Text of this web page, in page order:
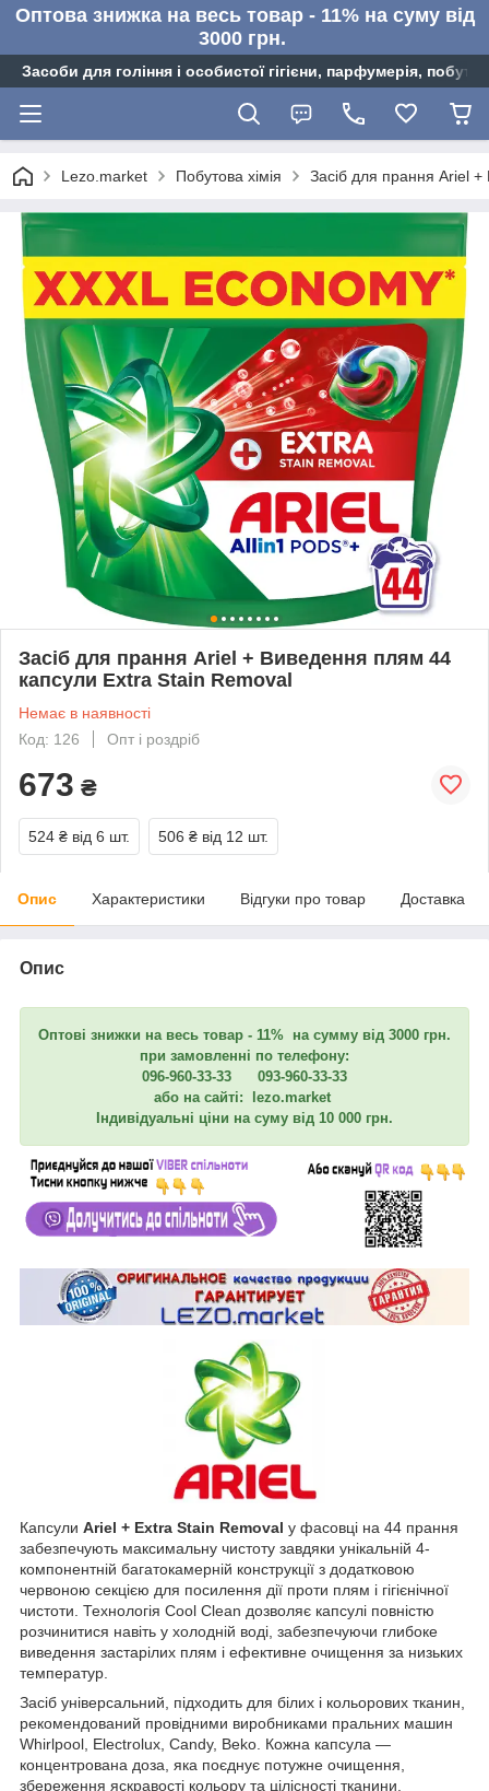
Оптова знижка на весь товар - 11% на суму від
3000 грн.
Засоби для гоління і особистої гігієни, парфумерія,
Lezo.market Побутова хімія Засіб для прання Ariel
Засіб для прання Ariel + Виведення плям 44
капсули Extra Stain Removal
Немає в наявності
Код: 126
Опт і роздріб
673 ₴
524 ₴ від 6 шт. 506 ₴ від 12 шт.
Опис Характеристики Відгуки про товар Доставка
Опис
Оптові знижки на весь товар - 11% на сумму від 3000 грн.
при замовленні по телефону:
096-960-33-33 093-960-33-33
або на сайті: lezo.market
Індивідуальні ціни на суму від 10 000 грн.
Капсули Ariel + Extra Stain Removal у фасовці на 44 прання
забезпечують максимальну чистоту завдяки унікальній 4-
компонентній багатокамерній конструкції з додатковою
червоною секцією для посилення дії проти плям і гігієнічної
чистоти. Технологія Cool Clean дозволяє капсулі повністю
розчинитися навіть у холодній воді, забезпечуючи глибоке
виведення застарілих плям і ефективне очищення за низьких
температур.
Засіб універсальний, підходить для білих і кольорових тканин,
рекомендований провідними виробниками пральних машин
Whirlpool, Electrolux, Candy, Beko. Кожна капсула —
концентрована доза, яка поєднує потужне очищення,
збереження яскравості кольору та цілісності тканини.